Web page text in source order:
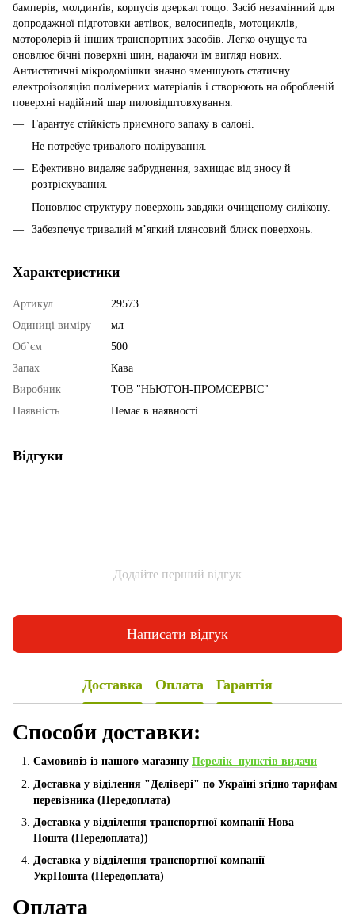
бамперів, молдинґів, корпусів дзеркал тощо. Заcіб незамінний для
допродажної підготовки автівок, велосипедів, мотоциклів,
моторолерів й інших транспортних засобів. Легко очущує та
оновлює бічні поверхні шин, надаючи їм вигляд нових.
Антистатичні мікродомішки значно зменшують статичну
електроізоляцію полімерних матеріалів і створюють на обробленій
поверхні надійний шар пиловідштовхування.
Гарантує стійкість приємного запаху в салоні.
Не потребує тривалого полірування.
Ефективно видаляє забруднення, захищає від зносу й
розтріскування.
Поновлює структуру поверхонь завдяки очищеному силікону.
Забезпечує тривалий м’ягкий ґлянсовий блиск поверхонь.
Характеристики
Артикул
29573
Одиниці виміру
мл
Об`єм
500
Запах
Кава
Виробник
ТОВ "НЬЮТОН-ПРОМСЕРВІС"
Наявність
Немає в наявності
Відгуки
Додайте перший відгук
Написати відгук
Доставка Оплата Гарантія
Способи доставки:
Самовивіз із нашого магазину Перелік пунктів видачи
Доставка у віділення "Делівері" по Україні згідно тарифам
перевізника (Передоплата)
Доставка у відділення транспортної компанії Нова
Пошта (Передоплата))
Доставка у відділення транспортної компанії
УкрПошта (Пeредоплата)
Оплата